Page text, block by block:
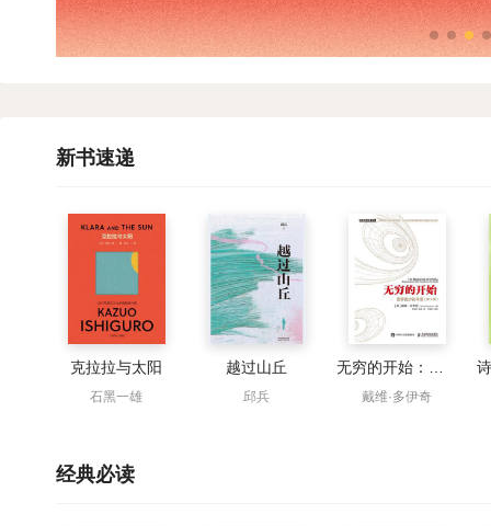
新书速递
克拉拉与太阳
石黑一雄
越过山丘
邱兵 戴维·多伊奇
经典必读